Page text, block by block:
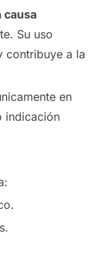
causa
Su uso
contribuye a la
en
indicación